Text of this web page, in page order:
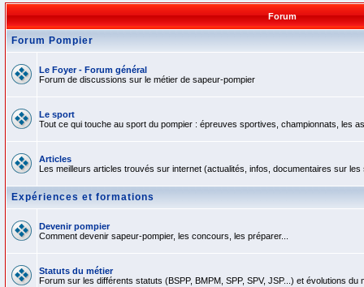
Forum
Forum Pompier
Le Foyer - Forum général
Forum de discussions sur le métier de sapeur-pompier
Le sport
Tout ce qui touche au sport du pompier : épreuves sportives, championnats, les
Articles
Les meilleurs articles trouvés sur internet (actualités, infos, documentaires sur
Expériences et formations
Devenir pompier
Comment devenir sapeur-pompier, les concours, les préparer...
Statuts du métier
Forum sur les différents statuts (BSPP, BMPM, SPP, SPV, JSP...) et évolutions du